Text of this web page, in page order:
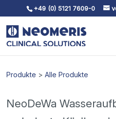
Skip To Content
+49 (0) 5121 7609-0
Produkte >Alle Produkte
NeoDeWa